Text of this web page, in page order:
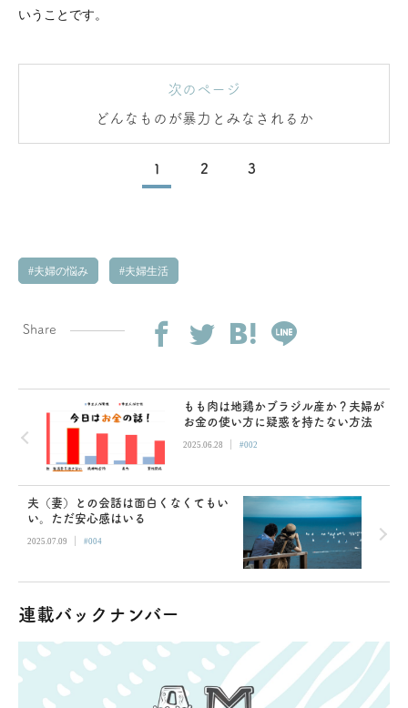
いうことです。
次のページ
どんなものが暴力とみなされるか
1 2 3
夫婦の悩み 夫婦生活
Share
もも肉は地鶏かブラジル産か？夫婦が
お金の使い方に疑惑を持たない方法
2025.06.28 | #002
夫（妻）との会話は面白くなくてもい
い。ただ安心感はいる
2025.07.09 | #004
連載バックナンバー